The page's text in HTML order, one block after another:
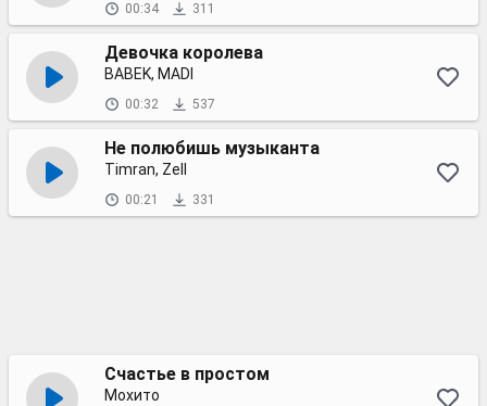
00:34 311
Девочка королева
BABEK, MADI
00:32 537
Не полюбишь музыканта
Timran, Zell
00:21 331
Счастье в простом
Мохито